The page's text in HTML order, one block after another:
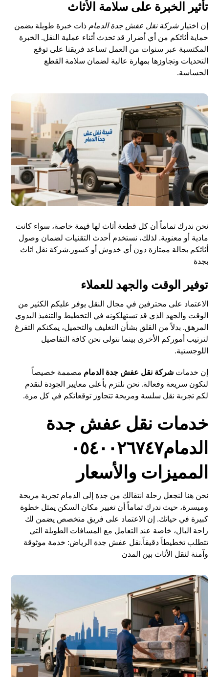
تأثير الخبرة على سلامة الأثاث
إن اختيارشركة نقل عفش جدة الدمام ذات خبرة طويلة يضمن
حماية أثاثكم من أي أضرار قد تحدث أثناء عملية النقل. الخبرة
المكتسبة عبر سنوات من العمل تساعد فريقنا على توقع
التحديات وتجاوزها بمهارة عالية لضمان سلامة القطع
الحساسة.
نحن ندرك تماماً أن كل قطعة أثاث لها قيمة خاصة، سواء كانت
مادية أو معنوية. لذلك، نستخدم أحدث التقنيات لضمان وصول
أثاثكم بحالة ممتازة دون أي خدوش أو كسور.شركة نقل اثاث
بجدة
توفير الوقت والجهد للعملاء
الاعتماد على محترفين في مجال النقل يوفر عليكم الكثير من
الوقت والجهد الذي قد تستهلكونه في التخطيط والتنفيذ اليدوي
المرهق. بدلاً من القلق بشأن التغليف والتحميل، يمكنكم التفرغ
لترتيب أموركم الأخرى بينما نتولى نحن كافة التفاصيل
اللوجستية.
إن خدماتشركة نقل عفش جدة الدمام مصممة خصيصاً
لتكون سريعة وفعالة. نحن نلتزم بأعلى معايير الجودة لنقدم
لكم تجربة نقل سلسة ومريحة تتجاوز توقعاتكم في كل مرة.
خدمات نقل عفش جدة
الدمام٠٥٤٠٠٢٦٧٤٧
المميزات والأسعار
نحن هنا لنجعل رحلة انتقالك من جدة إلى الدمام تجربة مريحة
وميسرة، حيث ندرك تماماً أن تغيير مكان السكن يمثل خطوة
كبيرة في حياتك. إن الاعتماد على فريق متخصص يضمن لك
راحة البال، خاصة عند التعامل مع المسافات الطويلة التي
تتطلب تخطيطاً دقيقاً.نقل عفش جدة الرياض: خدمة موثوقة
وآمنة لنقل الأثاث بين المدن